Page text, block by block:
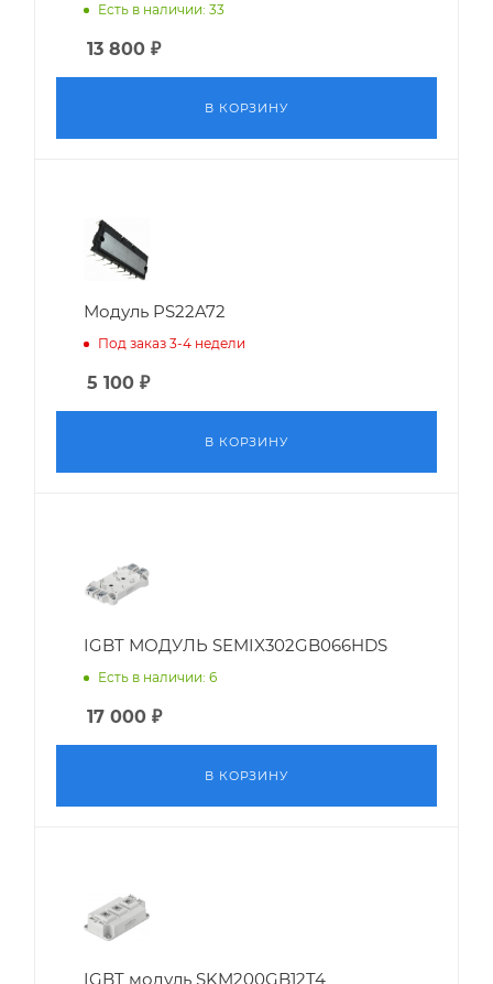
Есть в наличии: 33
13 800 ₽
В КОРЗИНУ
Модуль PS22A72
Под заказ 3-4 недели
5 100 ₽
В КОРЗИНУ
IGBT МОДУЛЬ SEMIX302GB066HDS
Есть в наличии: 6
17 000 ₽
В КОРЗИНУ
IGBT модуль SKM200GB12T4